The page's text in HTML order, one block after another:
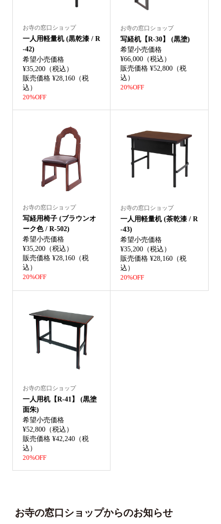
お寺の窓口ショップ
一人用軽量机 (黒乾漆 / R
-42)
希望小売価格
¥35,200（税込）
販売価格 ¥28,160（税
込）
20%OFF
お寺の窓口ショップ
写経机【R-30】 (黒塗)
希望小売価格
¥66,000（税込）
販売価格 ¥52,800（税
込）
20%OFF
お寺の窓口ショップ
写経用椅子 (ブラウンオ
ーク色 / R-502)
希望小売価格
¥35,200（税込）
販売価格 ¥28,160（税
込）
20%OFF
お寺の窓口ショップ
一人用軽量机 (茶乾漆 / R
-43)
希望小売価格
¥35,200（税込）
販売価格 ¥28,160（税
込）
20%OFF
お寺の窓口ショップ
一人用机【R-41】 (黒塗
面朱)
希望小売価格
¥52,800（税込）
販売価格 ¥42,240（税
込）
20%OFF
お寺の窓口ショップからのお知らせ